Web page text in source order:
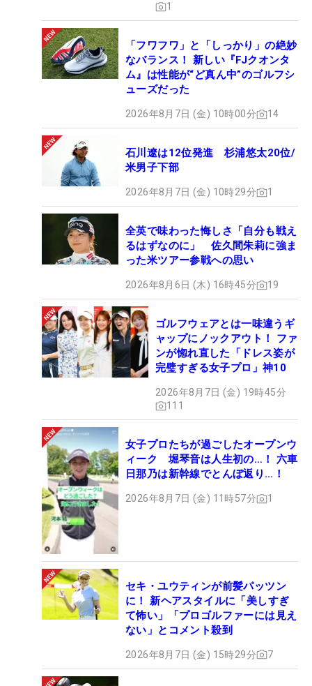
1
「フワフワ」と「しっかり」の絶妙
なバランス！ 新しい『FJクオンタ
ム』は性能が“ど真ん中”のゴルフシ
ューズだった
2026年8月7日 (金) 10時00分 14
石川遼は12位発進 杉浦悠太20位/
米男子下部
2026年8月7日 (金) 10時29分 1
全英で味わった悔しさ「自分も戦え
るはずなのに」 佐久間朱莉に強ま
った米ツアー参戦への思い
2026年8月6日 (木) 16時45分 19
ゴルフウェアとは一味違うギ
ャップにノックアウト！ ファ
ンが惚れ直した「ドレス姿が
完璧すぎる女子プロ」神10
2026年8月7日 (金) 19時45分
111
女子プロたちが過ごしたオープンウ
ィーク 堀琴音は人生初の…！ 六車
日那乃は新幹線でとんぼ返り…！
2026年8月7日 (金) 11時57分 1
セキ・ユウティンが前髪パッツン
に！ 新ヘアスタイルに「美しすぎ
て怖い」「プロゴルファーには見え
ない」とコメント殺到
2026年8月7日 (金) 15時29分 7